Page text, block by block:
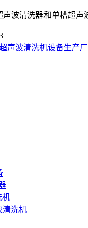
波清洗器和单槽超声
机
清洗机